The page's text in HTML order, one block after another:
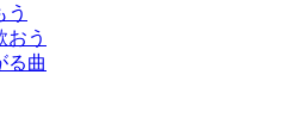
う
おう
る曲